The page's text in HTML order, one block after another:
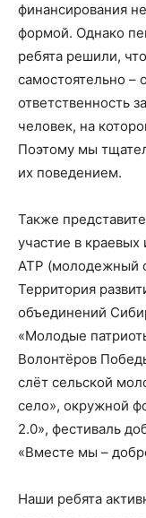
финансирования
формой. Однако
ребята решили,
самостоятельно –
ответственность
человек, на
Поэтому мы
их поведением.
Также
участие в краевых
АТР (молодежный
Территория
объединений
«Молодые
Волонтёров
слёт сельской
село», окружной
2.0», фестиваль
«Вместе мы –
Наши ребята